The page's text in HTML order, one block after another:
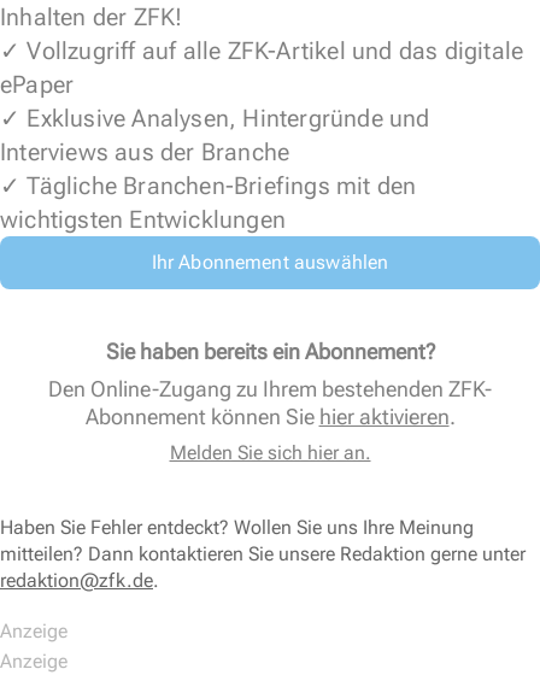
Inhalten der ZFK!
✓ Vollzugriff auf alle ZFK-Artikel und das digitale
ePaper
✓ Exklusive Analysen, Hintergründe und
Interviews aus der Branche
✓ Tägliche Branchen-Briefings mit den
wichtigsten Entwicklungen
Ihr Abonnement auswählen
Sie haben bereits ein Abonnement?
Den Online-Zugang zu Ihrem bestehenden ZFK-
Abonnement können Sie hier aktivieren.
Melden Sie sich hier an.
Haben Sie Fehler entdeckt? Wollen Sie uns Ihre Meinung
mitteilen? Dann kontaktieren Sie unsere Redaktion gerne unter
redaktion@zfk.de.